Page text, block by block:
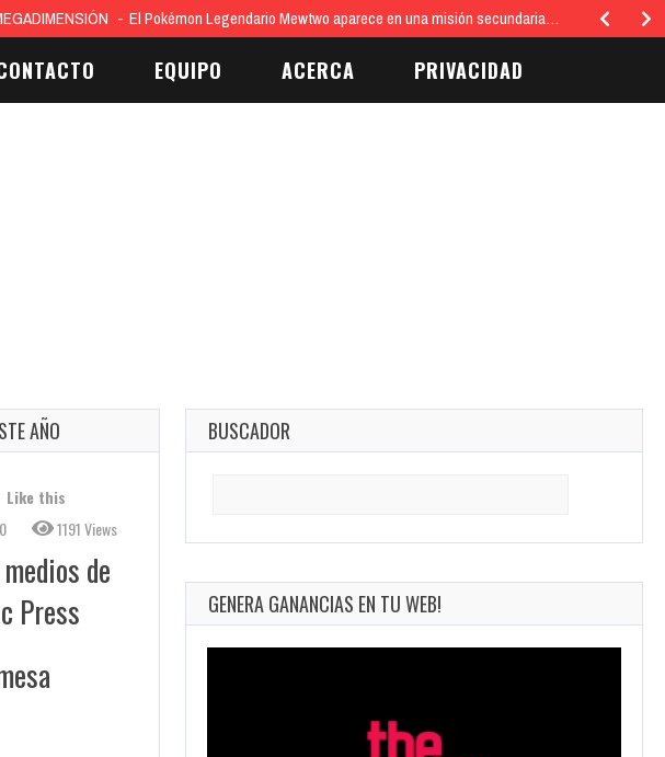
El Pokémon Legendario Mewtwo aparece en una misión secundaria…
EQUIPO ACERCA PRIVACIDAD
AÑO
Like this
0
1191 Views
de
Press
BUSCADOR
GENERA GANANCIAS EN TU WEB!